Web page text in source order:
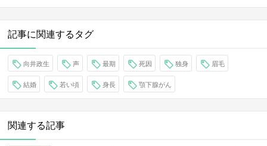
記事に関連するタグ
向井政生 声 最期 死因 独身 眉毛
結婚 若い頃 身長 顎下腺がん
関連する記事